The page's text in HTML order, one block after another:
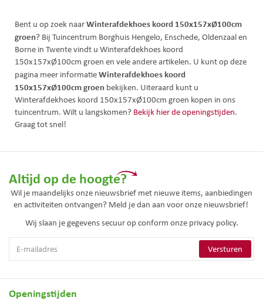
Bent u op zoek naarWinterafdekhoes koord 150x157xØ100cm
groen? Bij Tuincentrum Borghuis Hengelo, Enschede, Oldenzaal en
Borne in Twente vindt u Winterafdekhoes koord
150x157xØ100cm groen en vele andere artikelen. U kunt op deze
pagina meer informatieWinterafdekhoes koord
150x157xØ100cm groen bekijken. Uiteraard kunt u
Winterafdekhoes koord 150x157xØ100cm groen kopen in ons
tuincentrum. Wilt u langskomen? Bekijk hier de openingstijden.
Graag tot snel!
Altijd op de hoogte?
Wil je maandelijks onze nieuwsbrief met nieuwe items, aanbiedingen
en activiteiten ontvangen? Meld je dan aan voor onze nieuwsbrief!
Wij slaan je gegevens secuur op conform onze privacy policy.
Openingstijden